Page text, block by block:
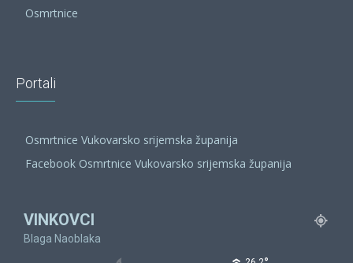
Osmrtnice
Portali
Osmrtnice Vukovarsko srijemska županija
Facebook Osmrtnice Vukovarsko srijemska županija
VINKOVCI
Blaga Naoblaka